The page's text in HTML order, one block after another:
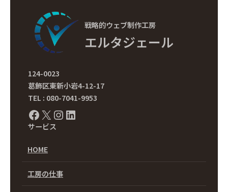
戦略的ウェブ制作工房
エルタジェール
124-0023
葛飾区東新小岩4-12-17
TEL : 080-7041-9953
Facebook X InstagramLinkedIn
サービス
HOME
工房の仕事